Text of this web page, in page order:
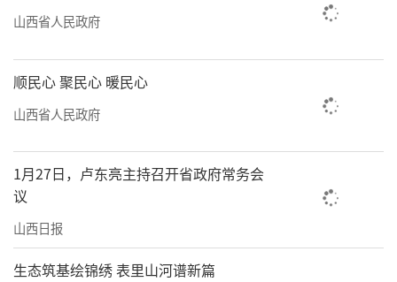
山西省人民政府
顺民心 聚民心 暖民心
山西省人民政府
1月27日，卢东亮主持召开省政府常务会
议
山西日报
生态筑基绘锦绣 表里山河谱新篇